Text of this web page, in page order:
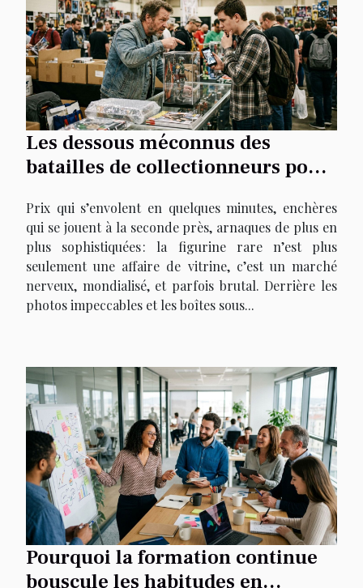
Les dessous méconnus des
batailles de collectionneurs pour
Prix qui s’envolent en quelques minutes, enchères
qui se jouent à la seconde près, arnaques de plus en
plus sophistiquées : la figurine rare n’est plus
seulement une affaire de vitrine, c’est un marché
nerveux, mondialisé, et parfois brutal. Derrière les
photos impeccables et les boîtes sous...
Pourquoi la formation continue
bouscule les habitudes en